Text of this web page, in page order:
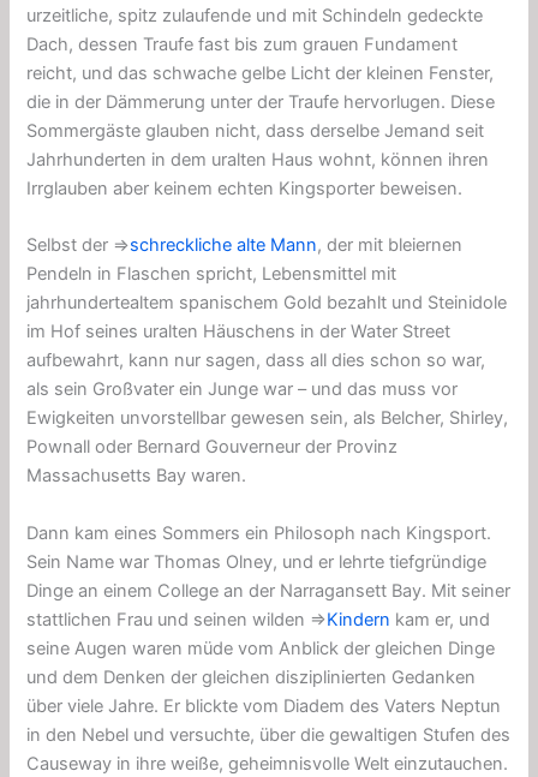
urzeitliche, spitz zulaufende und mit Schindeln gedeckte
Dach, dessen Traufe fast bis zum grauen Fundament
reicht, und das schwache gelbe Licht der kleinen Fenster,
die in der Dämmerung unter der Traufe hervorlugen. Diese
Sommergäste glauben nicht, dass derselbe Jemand seit
Jahrhunderten in dem uralten Haus wohnt, können ihren
Irrglauben aber keinem echten Kingsporter beweisen.
Selbst der ⇒schreckliche alte Mann, der mit bleiernen
Pendeln in Flaschen spricht, Lebensmittel mit
jahrhundertealtem spanischem Gold bezahlt und Steinidole
im Hof ​​seines uralten Häuschens in der Water Street
aufbewahrt, kann nur sagen, dass all dies schon so war,
als sein Großvater ein Junge war – und das muss vor
Ewigkeiten unvorstellbar gewesen sein, als Belcher, Shirley,
Pownall oder Bernard Gouverneur der Provinz
Massachusetts Bay waren.
Dann kam eines Sommers ein Philosoph nach Kingsport.
Sein Name war Thomas Olney, und er lehrte tiefgründige
Dinge an einem College an der Narragansett Bay. Mit seiner
stattlichen Frau und seinen wilden ⇒Kindern kam er, und
seine Augen waren müde vom Anblick der gleichen Dinge
und dem Denken der gleichen disziplinierten Gedanken
über viele Jahre. Er blickte vom Diadem des Vaters Neptun
in den Nebel und versuchte, über die gewaltigen Stufen des
Causeway in ihre weiße, geheimnisvolle Welt einzutauchen.